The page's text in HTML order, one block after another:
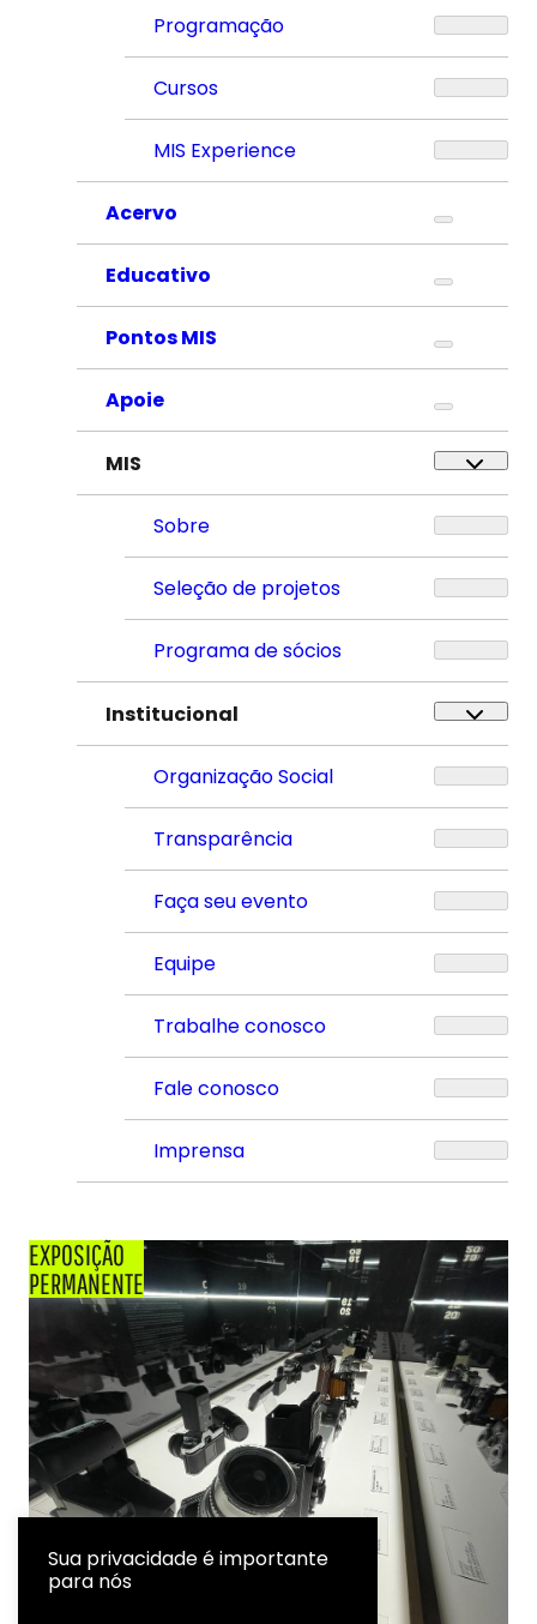
Programação
Cursos
MIS Experience
Acervo
Educativo
Pontos MIS
Apoie
MIS
Sobre
Seleção de projetos
Programa de sócios
Institucional
Organização Social
Transparência
Faça seu evento
Equipe
Trabalhe conosco
Fale conosco
Imprensa
EXPOSIÇÃO
PERMANENTE
Sua privacidade é importante
para nós